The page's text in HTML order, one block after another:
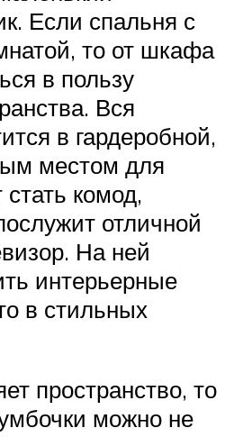
Если спальня с
то от шкафа
в пользу
Вся
в гардеробной,
местом для
комод,
отличной
На ней
интерьерные
в стильных
пространство, то
можно не